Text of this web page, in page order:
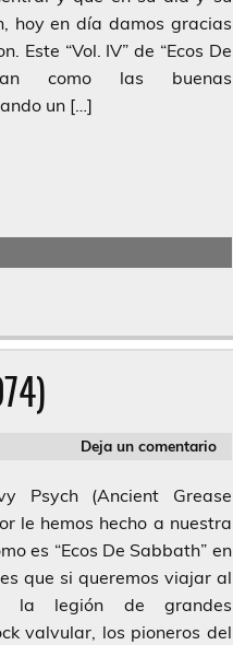
hoy en día damos gracias
Este “Vol. IV” de “Ecos De
como las buenas
un […]
Deja un comentario
Psych (Ancient Grease
le hemos hecho a nuestra
es “Ecos De Sabbath” en
que si queremos viajar al
la legión de grandes
valvular, los pioneros del